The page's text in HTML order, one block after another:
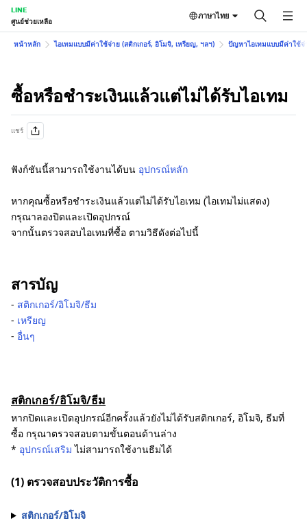
LINE
ศูนย์ช่วยเหลือ
ภาษาไทย
หน้าหลัก ไอเทมแบบมีค่าใช้จ่าย (สติกเกอร์, อิโมจิ, เหรียญ, ฯลฯ) ปัญหาไอเทมแบบมีค่าใช้จ่
ซื้อหรือชำระเงินแล้วแต่ไม่ได้รับไอเทม
แชร์
ฟังก์ชันนี้สามารถใช้งานได้บน อุปกรณ์หลัก
หากคุณซื้อหรือชำระเงินแล้วแต่ไม่ได้รับไอเทม (ไอเทมไม่แสดง)
กรุณาลองปิดและเปิดอุปกรณ์
จากนั้นตรวจสอบไอเทมที่ซื้อ ตามวิธีดังต่อไปนี้
สารบัญ
- สติกเกอร์/อิโมจิ/ธีม
- เหรียญ
- อื่นๆ
สติกเกอร์/อิโมจิ/ธีม
หากปิดและเปิดอุปกรณ์อีกครั้งแล้วยังไม่ได้รับสติกเกอร์, อิโมจิ, ธีมที่
ซื้อ กรุณาตรวจสอบตามขั้นตอนด้านล่าง
* อุปกรณ์เสริม ไม่สามารถใช้งานธีมได้
(1) ตรวจสอบประวัติการซื้อ
สติกเกอร์/อิโมจิ